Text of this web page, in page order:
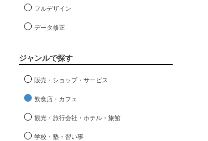
フルデザイン
データ修正
ジャンルで探す
販売・ショップ・サービス
飲食店・カフェ
観光・旅行会社・ホテル・旅館
学校・塾・習い事